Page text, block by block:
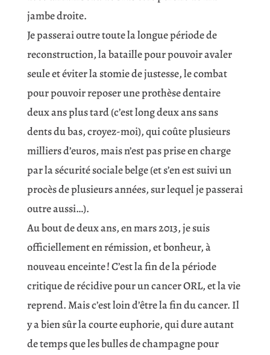
jambe droite.
Je passerai outre toute la longue période de
reconstruction, la bataille pour pouvoir avaler
seule et éviter la stomie de justesse, le combat
pour pouvoir reposer une prothèse dentaire
deux ans plus tard (c’est long deux ans sans
dents du bas, croyez-moi), qui coûte plusieurs
milliers d’euros, mais n’est pas prise en charge
par la sécurité sociale belge (et s’en est suivi un
procès de plusieurs années, sur lequel je passerai
outre aussi…).
Au bout de deux ans, en mars 2013, je suis
officiellement en rémission, et bonheur, à
nouveau enceinte ! C’est la fin de la période
critique de récidive pour un cancer ORL, et la vie
reprend. Mais c’est loin d’être la fin du cancer. Il
y a bien sûr la courte euphorie, qui dure autant
de temps que les bulles de champagne pour